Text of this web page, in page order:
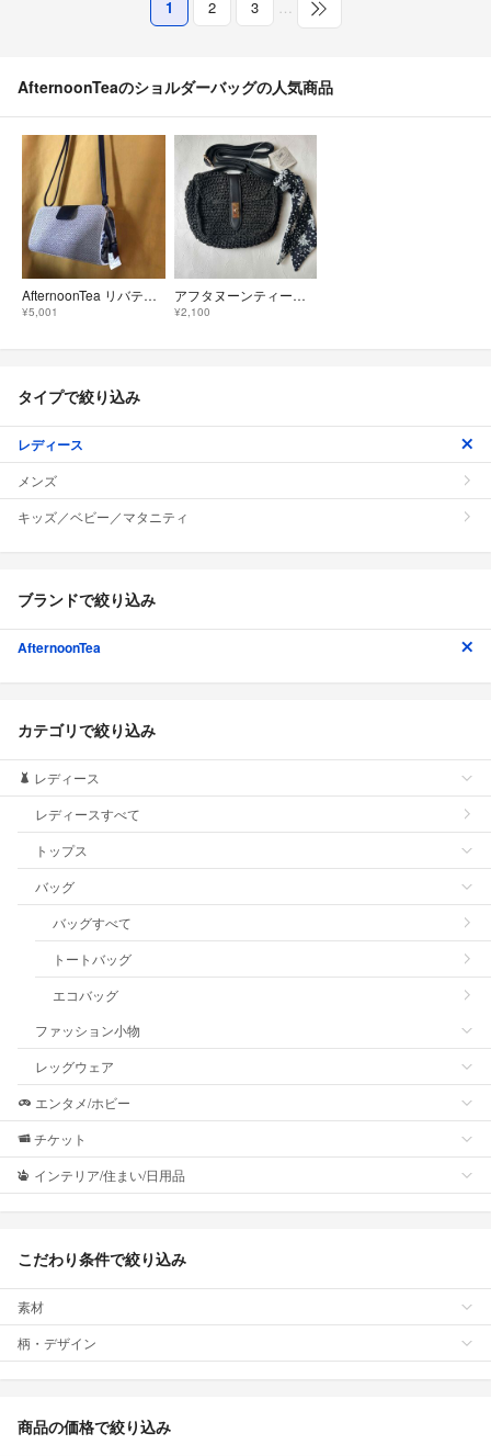
1 2 3 …
AfternoonTeaのショルダーバッグの人気商品
AfternoonTea リバティ 未使用 コラボ バッグ ショルダーバッグ
¥5,001
アフタヌーンティーショルダーバック
¥2,100
タイプで絞り込み
レディース
メンズ
キッズ／ベビー／マタニティ
ブランドで絞り込み
AfternoonTea
カテゴリで絞り込み
レディース
レディースすべて
トップス
バッグ
バッグすべて
トートバッグ
エコバッグ
ファッション小物
レッグウェア
エンタメ/ホビー
チケット
インテリア/住まい/日用品
こだわり条件で絞り込み
素材
柄・デザイン
商品の価格で絞り込み